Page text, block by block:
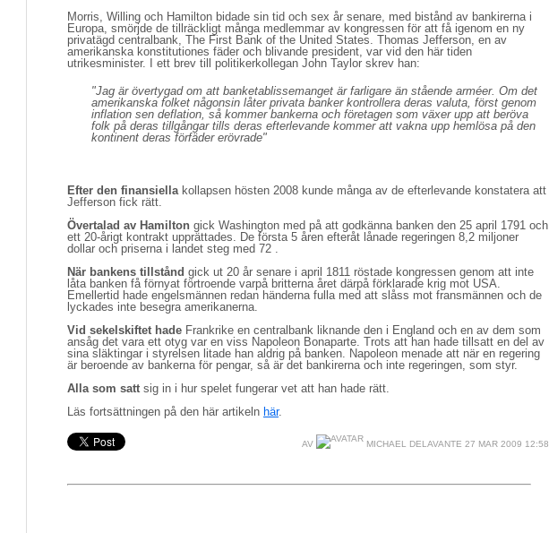
Morris, Willing och Hamilton bidade sin tid och sex år senare, med bistånd av bankirerna i
Europa, smörjde de tillräckligt många medlemmar av kongressen för att få igenom en ny
privatägd centralbank, The First Bank of the United States. Thomas Jefferson, en av
amerikanska konstitutiones fäder och blivande president, var vid den här tiden
utrikesminister. I ett brev till politikerkollegan John Taylor skrev han:
"Jag är övertygad om att banketablissemanget är farligare än stående arméer. Om det
amerikanska folket någonsin låter privata banker kontrollera deras valuta, först genom
inflation sen deflation, så kommer bankerna och företagen som växer upp att beröva
folk på deras tillgångar tills deras efterlevande kommer att vakna upp hemlösa på den
kontinent deras förfäder erövrade"
Efter den finansiellakollapsen hösten 2008 kunde många av de efterlevande konstatera att
Jefferson fick rätt.
Övertalad av Hamilton gick Washington med på att godkänna banken den 25 april 1791 och
ett 20-årigt kontrakt upprättades. De första 5 åren efteråt lånade regeringen 8,2 miljoner
dollar och priserna i landet steg med 72 .
När bankens tillstånd gick ut 20 år senare i april 1811 röstade kongressen genom att inte
låta banken få förnyat förtroende varpå britterna året därpå förklarade krig mot USA.
Emellertid hade engelsmännen redan händerna fulla med att slåss mot fransmännen och de
lyckades inte besegra amerikanerna.
Vid sekelskiftet hade Frankrike en centralbank liknande den i England och en av dem som
ansåg det vara ett otyg var en viss Napoleon Bonaparte. Trots att han hade tillsatt en del av
sina släktingar i styrelsen litade han aldrig på banken. Napoleon menade att när en regering
är beroende av bankerna för pengar, så är det bankirerna och inte regeringen, som styr.
Alla som satt sig in i hur spelet fungerar vet att han hade rätt.
Läs fortsättningen på den här artikeln här.
AV MICHAEL DELAVANTE 27 MAR 2009 12:58